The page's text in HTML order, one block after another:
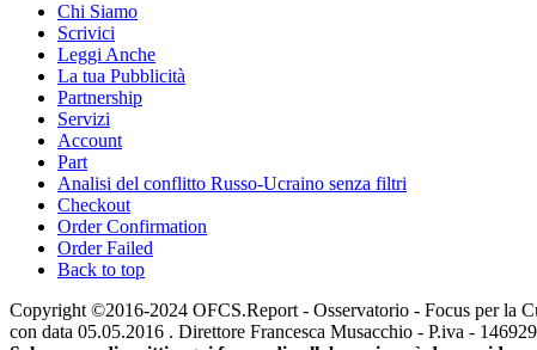
Chi Siamo
Scrivici
Leggi Anche
La tua Pubblicità
Partnership
Servizi
Account
Part
Analisi del conflitto Russo-Ucraino senza filtri
Checkout
Order Confirmation
Order Failed
Back to top
Copyright ©2016-2024 OFCS.Report - Osservatorio - Focus per la
con data 05.05.2016 . Direttore Francesca Musacchio - P.iva -